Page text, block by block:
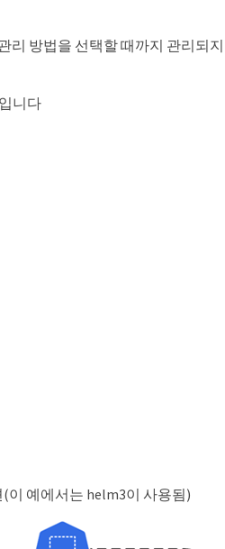
방법을 선택할 때까지 관리되
니다
이 예에서는 helm3이 사용됨)